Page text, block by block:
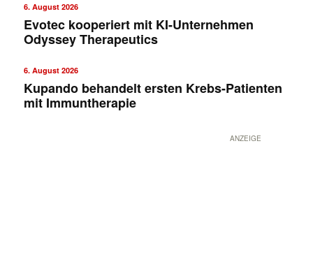
6. August 2026
Evotec kooperiert mit KI-Unternehmen
Odyssey Therapeutics
6. August 2026
Kupando behandelt ersten Krebs-Patienten
mit Immuntherapie
ANZEIGE